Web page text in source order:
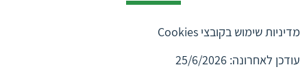
מדיניות שימוש בקובצי Cookies
עודכן לאחרונה: 25/6/2026